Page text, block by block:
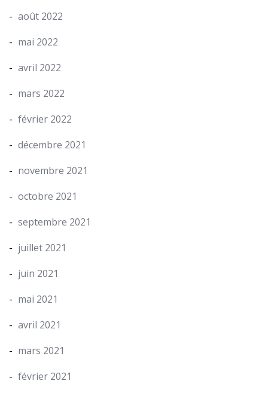
août 2022
mai 2022
avril 2022
mars 2022
février 2022
décembre 2021
novembre 2021
octobre 2021
septembre 2021
juillet 2021
juin 2021
mai 2021
avril 2021
mars 2021
février 2021